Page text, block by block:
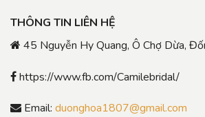
THÔNG TIN LIÊN HỆ
45 Nguyễn Hy Quang, Ô Chợ Dừa,
https://www.fb.com/Camilebridal/
Email: duonghoa1807@gmail.com